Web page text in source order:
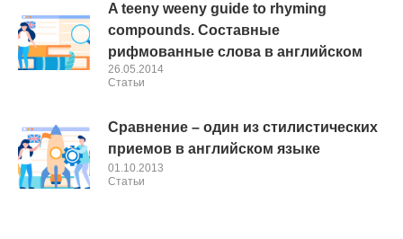
A teeny weeny guide to rhyming
compounds. Составные
рифмованные слова в английском
26.05.2014
Cтатьи
Сравнение – один из стилистических
приемов в английском языке
01.10.2013
Cтатьи